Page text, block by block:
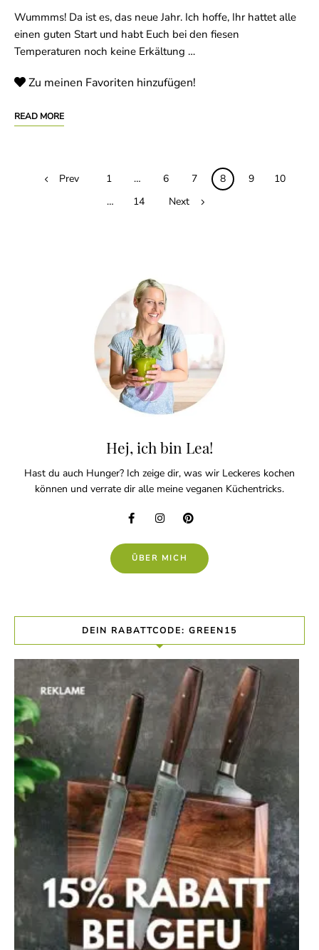
Wummms! Da ist es, das neue Jahr. Ich hoffe, Ihr hattet alle
einen guten Start und habt Euch bei den fiesen
Temperaturen noch keine Erkältung …
Zu meinen Favoriten hinzufügen!
READ MORE
Posts
Prev 1 … 6 7 8 9
10
…
14 Next
Hej, ich bin Lea!
Hast du auch Hunger? Ich zeige dir, was wir Leckeres kochen
können und verrate dir alle meine veganen Küchentricks.
ÜBER MICH
DEIN RABATTCODE: GREEN15